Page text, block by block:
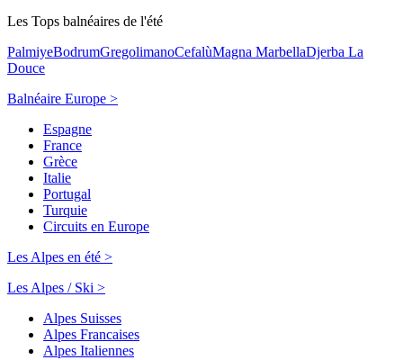
Les Tops balnéaires de l'été
PalmiyeBodrumGregolimanoCefalùMagna MarbellaDjerba La
Douce
Balnéaire Europe >
Espagne
France
Grèce
Italie
Portugal
Turquie
Circuits en Europe
Les Alpes en été >
Les Alpes / Ski >
Alpes Suisses
Alpes Francaises
Alpes Italiennes